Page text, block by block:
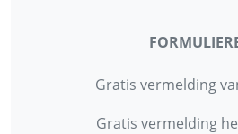
Gratis vermelding
Gratis vermelding